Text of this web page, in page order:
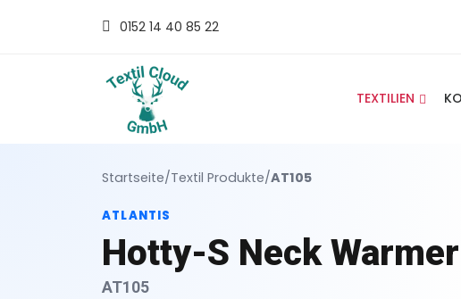
0152 14 40 85 22
TEXTILIEN
Startseite/Textil Produkte/AT105
ATLANTIS
Hotty-S Neck Warmer
AT105